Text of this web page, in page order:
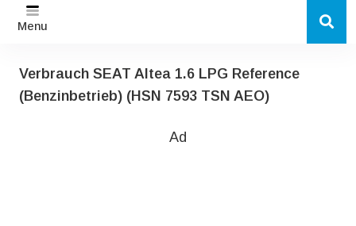
Menu
Verbrauch SEAT Altea 1.6 LPG Reference
(Benzinbetrieb) (HSN 7593 TSN AEO)
Ad